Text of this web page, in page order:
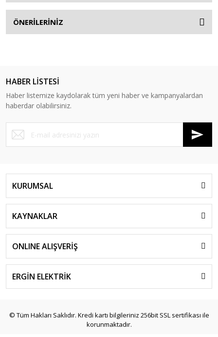
ÖNERİLERİNİZ
HABER LİSTESİ
Haber listemize kaydolarak tüm yeni haber ve kampanyalardan
haberdar olabilirsiniz.
KURUMSAL
KAYNAKLAR
ONLINE ALIŞVERİŞ
ERGİN ELEKTRİK
© Tüm Hakları Saklıdır. Kredi kartı bilgileriniz 256bit SSL sertifikası ile
korunmaktadır.